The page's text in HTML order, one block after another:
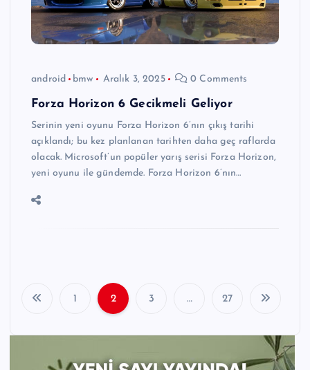
android bmw Aralık 3, 2025 0 Comments
Forza Horizon 6 Gecikmeli Geliyor
Serinin yeni oyunu Forza Horizon 6’nın çıkış tarihi
açıklandı; bu kez planlanan tarihten daha geç raflarda
olacak. Microsoft’un popüler yarış serisi Forza Horizon,
yeni oyunu ile gündemde. Forza Horizon 6’nın…
1 2 3 … 27